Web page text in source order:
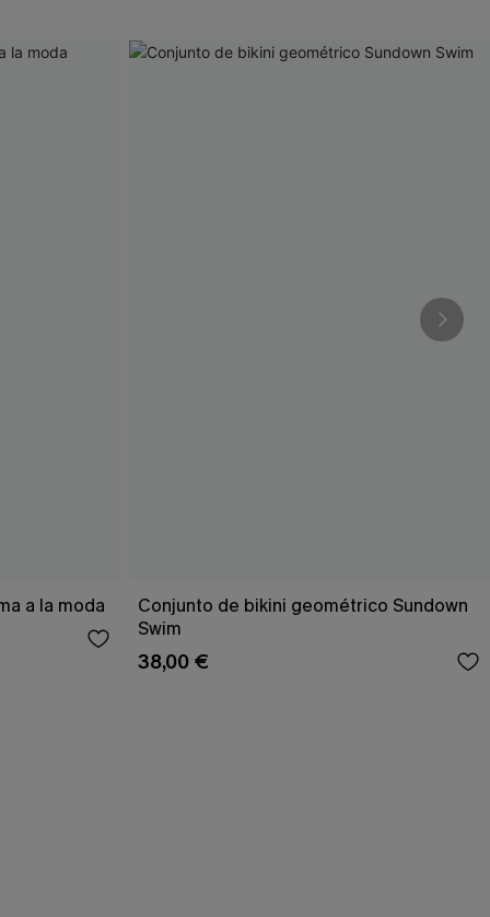
a la moda
Conjunto de bikini geométrico Sundown
Swim
38,00 €